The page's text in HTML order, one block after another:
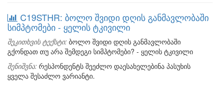
C19STHR: ბოლო შვიდი დღის განმავლობაში
სიმპტომები - ყელის ტკივილი
შეკითხვის ტექსტი: ბოლო შვიდი დღის განმავლობაში
გქონდათ თუ არა შემდეგი სიმპტომები? - ყელის ტკივილი
შენიშვნა: რესპონდენტს შეეძლო დაესახელებინა პასუხის
ყველა შესაძლო ვარიანტი.